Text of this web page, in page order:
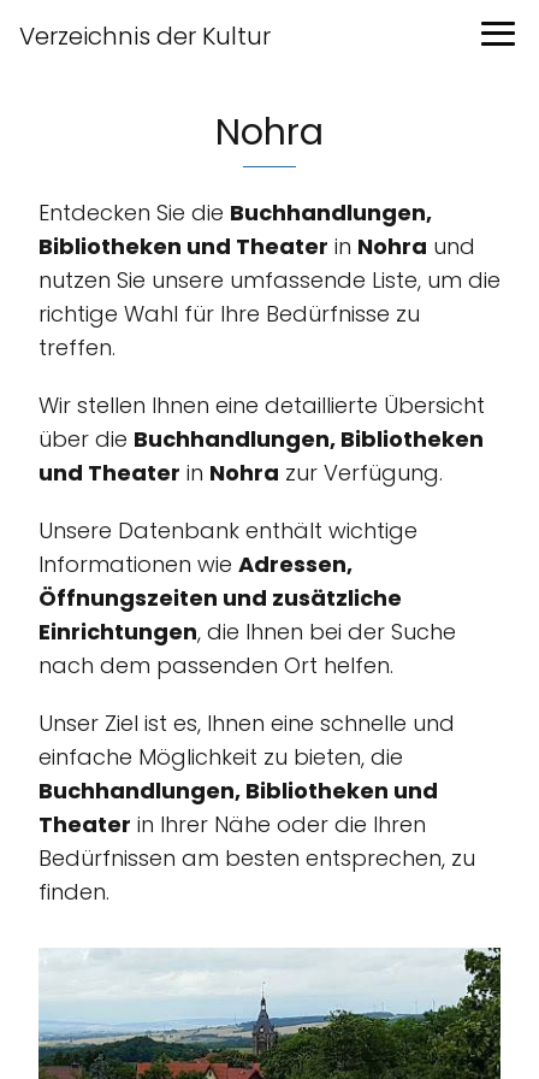
Verzeichnis der Kultur
Nohra
Entdecken Sie die Buchhandlungen,
Bibliotheken und Theater in Nohra und
nutzen Sie unsere umfassende Liste, um die
richtige Wahl für Ihre Bedürfnisse zu
treffen.
Wir stellen Ihnen eine detaillierte Übersicht
über die Buchhandlungen, Bibliotheken
und Theater in Nohra zur Verfügung.
Unsere Datenbank enthält wichtige
Informationen wie Adressen,
Öffnungszeiten und zusätzliche
Einrichtungen, die Ihnen bei der Suche
nach dem passenden Ort helfen.
Unser Ziel ist es, Ihnen eine schnelle und
einfache Möglichkeit zu bieten, die
Buchhandlungen, Bibliotheken und
Theater in Ihrer Nähe oder die Ihren
Bedürfnissen am besten entsprechen, zu
finden.